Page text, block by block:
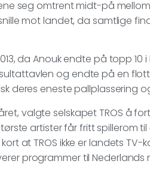
seg omtrent midt-på mellom
mot landet, da samtlige
da Anouk endte på topp 10
og endte på en
deres eneste pallplassering
valgte selskapet TROS å
artister får fritt spillerom
at TROS ikke er landets
programmer til Nederlands